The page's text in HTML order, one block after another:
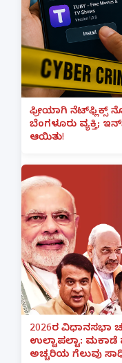
ಫ್ರೀಯಾಗಿ ನೆಟ್‌ಫ್ಲಿಕ್ಸ್
ಬೆಂಗಳೂರು ವ್ಯಕ್ತಿ;
ಆಯಿತು!
2026ರ ವಿಧಾನಸಭಾ
ಉಲ್ಟಾಪಲ್ಟಾ:
ಅಚ್ಚರಿಯ ಗೆಲುವು